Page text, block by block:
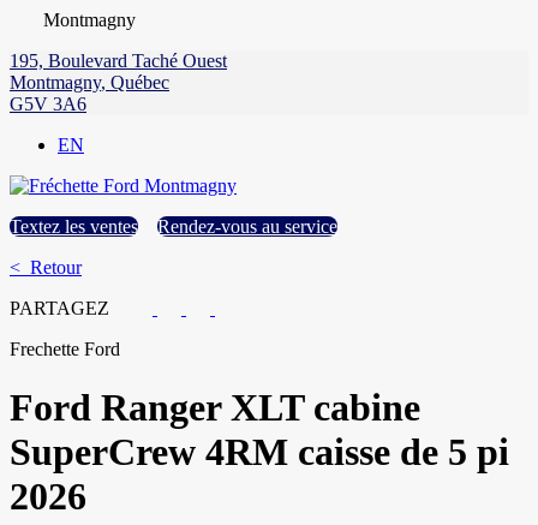
Montmagny
195, Boulevard Taché Ouest
Montmagny, Québec
G5V 3A6
EN
Textez les ventes
Rendez-vous au service
< Retour
PARTAGEZ
Frechette Ford
Ford Ranger XLT cabine
SuperCrew 4RM caisse de 5 pi
2026